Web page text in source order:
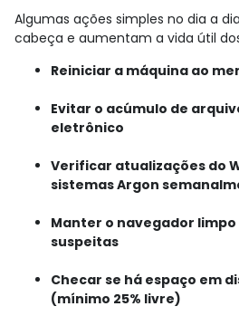
Algumas ações simples no dia a
cabeça e aumentam a vida útil
Reiniciar a máquina ao
Evitar o acúmulo de
eletrônico
Verificar atualizações do
sistemas Argon
Manter o navegador
suspeitas
Checar se há espaço em
(mínimo 25% livre)